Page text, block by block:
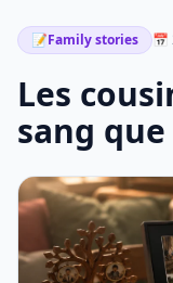
📝Family stories 📅
Les
sang